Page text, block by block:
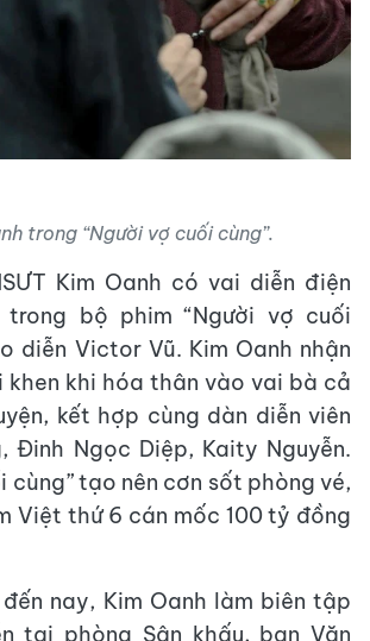
trong “Người vợ cuối cùng”.
Kim Oanh có vai diễn điện
bộ phim “Người vợ cuối
diễn Victor Vũ. Kim Oanh nhận
khen khi hóa thân vào vai bà cả
kết hợp cùng dàn diễn viên
Đinh Ngọc Diệp, Kaity Nguyễn.
cùng” tạo nên cơn sốt phòng vé,
Việt thứ 6 cán mốc 100 tỷ đồng
nay, Kim Oanh làm biên tập
tại phòng Sân khấu, ban Văn